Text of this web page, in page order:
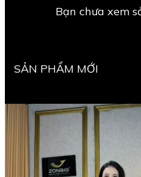
Bạn chưa xem
SẢN PHẨM MỚI